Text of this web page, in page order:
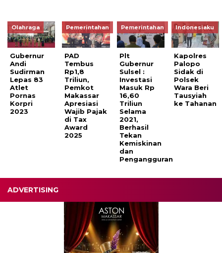
Olahraga
Gubernur
Andi
Sudirman
Lepas 83
Atlet
Pornas
Korpri
2023
Pemerintahan
PAD
Tembus
Rp1,8
Triliun,
Pemkot
Makassar
Apresiasi
Wajib Pajak
di Tax
Award
2025
Pemerintahan
Plt
Gubernur
Sulsel :
Investasi
Masuk Rp
16,60
Triliun
Selama
2021,
Berhasil
Tekan
Kemiskinan
dan
Pengangguran
Indonesiaku
Kapolres
Palopo
Sidak di
Polsek
Wara Beri
Tausyiah
ke Tahanan
ADVERTISING